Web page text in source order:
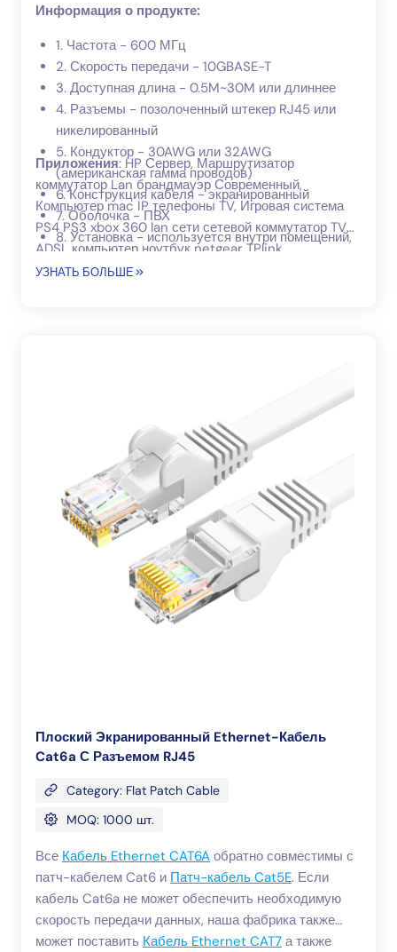
Информация о продукте:
1. Частота - 600 МГц
2. Скорость передачи - 10GBASE-T
3. Доступная длина - 0.5M~30M или длиннее
4. Разъемы - позолоченный штекер RJ45 или
никелированный
5. Кондуктор - 30AWG или 32AWG
(американская гамма проводов)
6. Конструкция кабеля - экранированный
7. Оболочка - ПВХ
8. Установка - используется внутри помещений,
Приложения: HP Сервер, Маршрутизатор
коммутатор Lan брандмауэр Современный,
Компьютер mac IP телефоны TV, Игровая система
PS4 PS3 xbox 360 lan сети сетевой коммутатор TV
ADSL компьютер ноутбук netgear TPlink
маршрутизатор moderm NAS VoIP телефоны POE
УЗНАТЬ БОЛЬШЕ
Плоский Экранированный Ethernet-Кабель
Cat6a С Разъемом RJ45
Category: Flat Patch Cable
MOQ: 1000 шт.
Все Кабель Ethernet CAT6A обратно совместимы с
патч-кабелем Cat6 и Патч-кабель Cat5E. Если
кабель Cat6a не может обеспечить необходимую
скорость передачи данных, наша фабрика также
может поставить Кабель Ethernet CAT7 а также